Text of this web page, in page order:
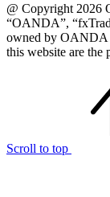
@ Copyright 2026
“OANDA”,
owned by OANDA
this website are the
Scroll to top